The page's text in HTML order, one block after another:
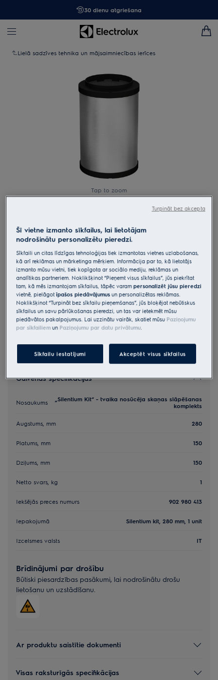
30 dienu atgriešana
Lielā sadzīves tehnika un mājsaimniecības ierīces
Tap to zoom
M8CKSL28
„Silentium Kit“ - tvaika nosūcēja
skaņas slāpēšanas komplekts
1 (1)
Priekšrocības
"Silentium Kit" komplekts rada klusu un patīkamu noskaņu virtuvē.
"Silentium Kit" komplekts – klusai un patīkamai noskaņai virtuvē.
"Silentium Kit" komplekts – viegli uzstādāms un ērti novietojams.
Galvenās specifikācijas
Nosaukums
„Silentium Kit“ - tvaika nosūcēja skaņas slāpēšanas
komplekts
Augstums, mm 280
Platums, mm 150
Dziļums, mm 150
Netto svars, kg 1
Iekšējās preces numurs 902 980 413
Iepakojumā Silentium kit, 280 mm, 1 unit
Izcelsmes valsts IT
Brīdinājumi par drošību
Būtiski piesardzības pasākumi, lai nodrošinātu drošu
lietošanu un uzstādīšanu.
Ar produktu saistītie dokumenti
Visas raksturīgās specifikācijas
Šī vietne izmanto sīkfailus, lai lietotājam
nodrošinātu personalizētu pieredzi.
Sīkfaili un citas līdzīgas tehnoloģijas tiek izmantotas vietnes uzlabošanas,
kā arī reklāmas un mārketinga mērķiem. Informācija par to, kā lietotājs
izmanto mūsu vietni, tiek kopīgota ar sociālo mediju, reklāmas un
analītikas partneriem. Noklikšķinot “Pieņemt visus sīkfailus”, jūs piekrītat
tam, kā mēs izmantojam sīkfailus, tāpēc varampersonalizēt jūsu pieredzi
vietnē, pielāgotīpašos piedāvājumus un personalizētas reklāmas.
Noklikšķinot “Turpināt bez sīkfailu pieņemšanas”, jūs bloķējat nebūtiskus
sīkfailus un savu pārlūkošanas pieredzi, un tas var ietekmēt mūsu
piedāvātos pakalpojumus. Lai uzzinātu vairāk, skatiet mūsu Paziņojumu
par sīkfailiem un Paziņojumu par datu privātumu.
Sīkfailu iestatījumi Akceptēt visus sīkfailus
Turpināt bez akcepta